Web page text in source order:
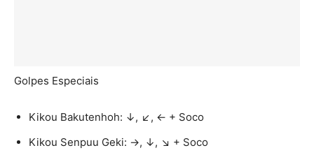
Golpes Especiais
Kikou Bakutenhoh: ↓, ↙, ← + Soco
Kikou Senpuu Geki: →, ↓, ↘ + Soco